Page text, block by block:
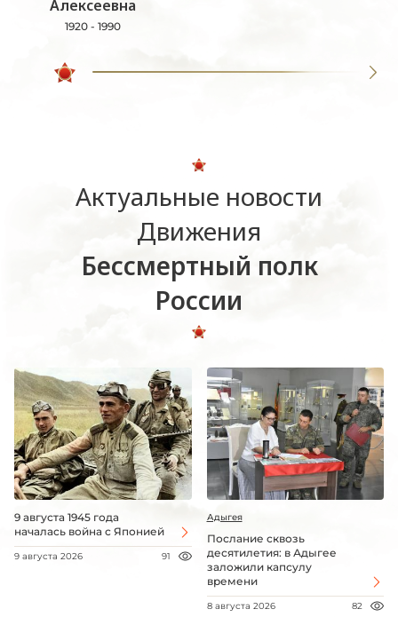
Алексеевна
1920 - 1990
Актуальные новости
Движения
Бессмертный полк
России
9 августа 1945 года
началась война с Японией
9 августа 2026 91
Адыгея
Послание сквозь
десятилетия: в Адыгее
заложили капсулу
времени
8 августа 2026 82